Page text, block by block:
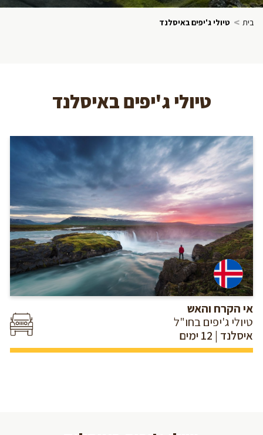
בית > טיולי ג'יפים באיסלנד
טיולי ג'יפים באיסלנד
אי הקרח והאש
טיולי ג'יפים בחו"ל
איסלנד | 12 ימים